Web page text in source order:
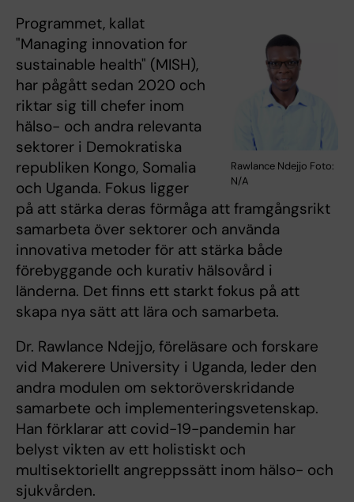
Rawlance Ndejjo Foto:
N/A
Programmet, kallat
"Managing innovation for
sustainable health" (MISH),
har pågått sedan 2020 och
riktar sig till chefer inom
hälso- och andra relevanta
sektorer i Demokratiska
republiken Kongo, Somalia
och Uganda. Fokus ligger
på att stärka deras förmåga att framgångsrikt
samarbeta över sektorer och använda
innovativa metoder för att stärka både
förebyggande och kurativ hälsovård i
länderna. Det finns ett starkt fokus på att
skapa nya sätt att lära och samarbeta.
Dr. Rawlance Ndejjo, föreläsare och forskare
vid Makerere University i Uganda, leder den
andra modulen om sektoröverskridande
samarbete och implementeringsvetenskap.
Han förklarar att covid-19-pandemin har
belyst vikten av ett holistiskt och
multisektoriellt angreppssätt inom hälso- och
sjukvården.